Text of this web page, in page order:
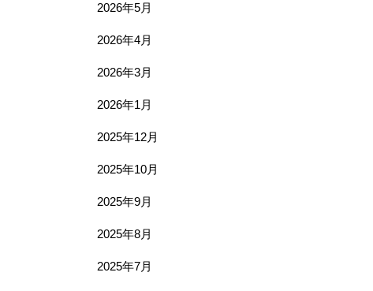
2026年5月
2026年4月
2026年3月
2026年1月
2025年12月
2025年10月
2025年9月
2025年8月
2025年7月